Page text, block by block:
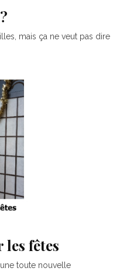
mais ça ne veut pas dire
fêtes
toute nouvelle